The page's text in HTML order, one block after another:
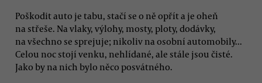
Poškodit auto je tabu, stačí se o ně opřít a je oheň
na střeše. Na vlaky, výlohy, mosty, ploty, dodávky,
na všechno se sprejuje; nikoliv na osobní automobily...
Celou noc stojí venku, nehlídané, ale stále jsou čisté.
Jako by na nich bylo něco posvátného.